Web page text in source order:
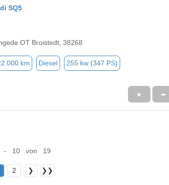
SQ5
OT Broistedt, 38268
km Diesel 255 kw (347 PS)
★ ➦
- 10 von 19
2 ❯ ❯❯